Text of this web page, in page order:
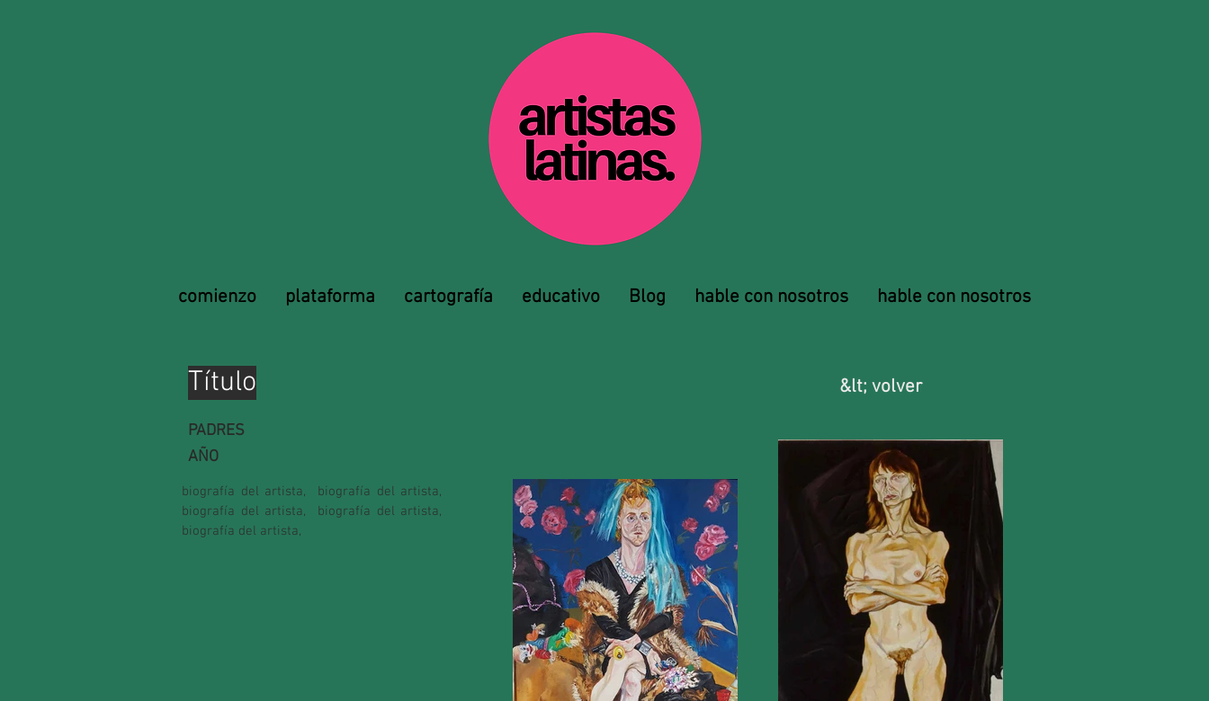
comienzo plataforma cartografía educativo Blog hable con nosotros hable con nosotros
Título &lt; volver
PADRES
AÑO
biografía del artista,
biografía del artista,
biografía del artista,
biografía del artista,
biografía del artista,